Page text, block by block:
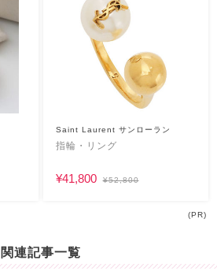
Saint Laurent サンローラン
指輪・リング
¥41,800 ¥52,800
(PR)
関連記事一覧